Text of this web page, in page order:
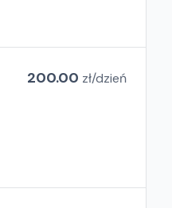
200.00 zł/dzień